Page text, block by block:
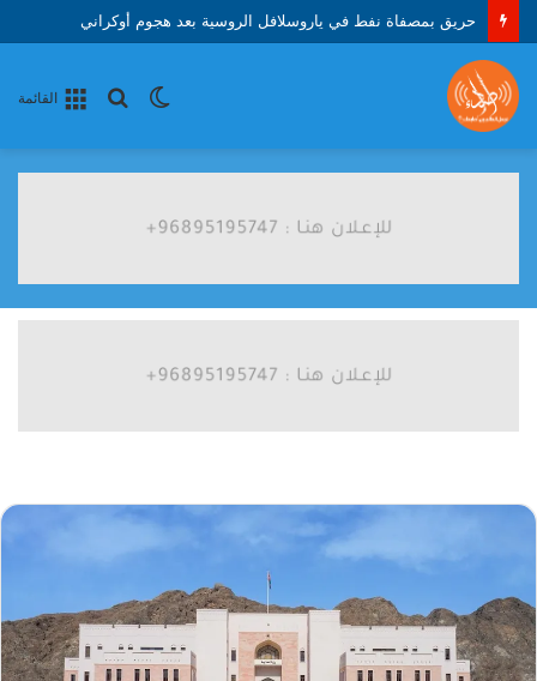
حريق بمصفاة نفط في ياروسلافل الروسية بعد هجوم أوكراني
القائمة
بحث الوضع